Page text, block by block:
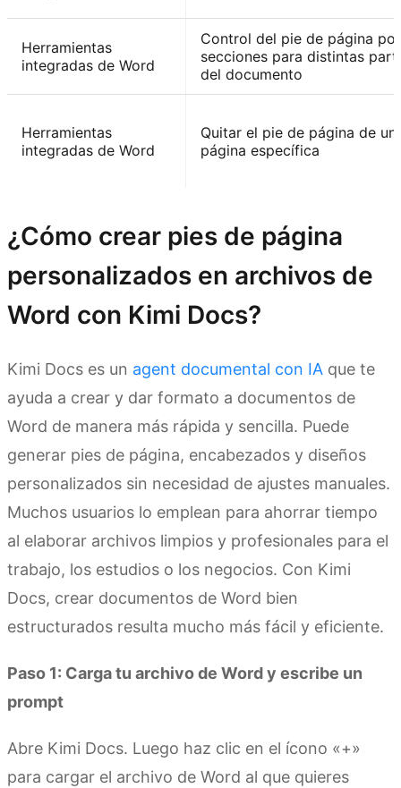
Herramientas
integradas de Word
Control del pie de página por
secciones para distintas
del documento
Herramientas
integradas de Word
Quitar el pie de página de
página específica
¿Cómo crear pies de página
personalizados en archivos de
Word con Kimi Docs?
Kimi Docs es un agent documental con IA que te
ayuda a crear y dar formato a documentos de
Word de manera más rápida y sencilla. Puede
generar pies de página, encabezados y diseños
personalizados sin necesidad de ajustes manuales.
Muchos usuarios lo emplean para ahorrar tiempo
al elaborar archivos limpios y profesionales para el
trabajo, los estudios o los negocios. Con Kimi
Docs, crear documentos de Word bien
estructurados resulta mucho más fácil y eficiente.
Paso 1: Carga tu archivo de Word y escribe un
prompt
Abre Kimi Docs. Luego haz clic en el ícono «+»
para cargar el archivo de Word al que quieres